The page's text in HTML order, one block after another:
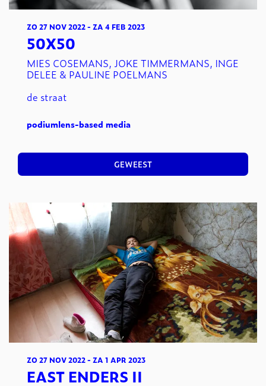
50X50
MIES COSEMANS, JOKE TIMMERMANS, INGE
DELEE & PAULINE POELMANS
ZO 27 NOV 2022- ZA 4 FEB 2023
de straat
podiumlens-based media
GEWEEST
EAST ENDERS II
ZO 27 NOV 2022- ZA 1 APR 2023